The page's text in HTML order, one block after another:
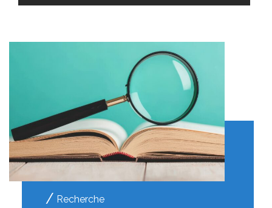
Recherche